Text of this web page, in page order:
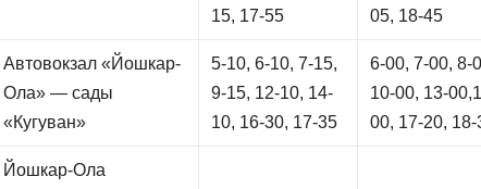
15, 17-55
05, 18-45
Автовокзал «Йошкар-
Ола» — сады
«Кугуван»
5-10, 6-10, 7-15,
9-15, 12-10, 14-
10, 16-30, 17-35
6-00, 7-00, 8-
10-00, 13-
00, 17-20, 18-
Йошкар-Ола